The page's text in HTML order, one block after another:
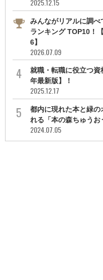
2025.12.15
みんながリアルに調
ランキング TOP10！
6】
2026.07.09
就職・転職に役立つ
年最新版】！
2025.12.17
都内に現れた本と緑
れる「本の森ちゅうお
2024.07.05